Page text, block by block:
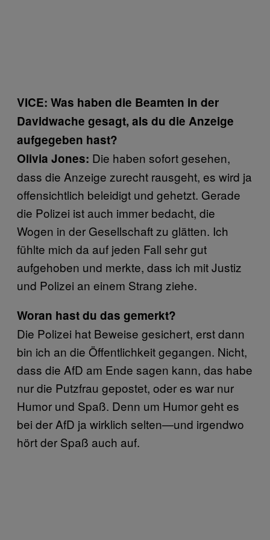
VICE: Was haben die Beamten in der
Davidwache gesagt, als du die Anzeige
aufgegeben hast?
Olivia Jones: Die haben sofort gesehen,
dass die Anzeige zurecht rausgeht, es wird ja
offensichtlich beleidigt und gehetzt. Gerade
die Polizei ist auch immer bedacht, die
Wogen in der Gesellschaft zu glätten. Ich
fühlte mich da auf jeden Fall sehr gut
aufgehoben und merkte, dass ich mit Justiz
und Polizei an einem Strang ziehe.
Woran hast du das gemerkt?
Die Polizei hat Beweise gesichert, erst dann
bin ich an die Öffentlichkeit gegangen. Nicht,
dass die AfD am Ende sagen kann, das habe
nur die Putzfrau gepostet, oder es war nur
Humor und Spaß. Denn um Humor geht es
bei der AfD ja wirklich selten—und irgendwo
hört der Spaß auch auf.